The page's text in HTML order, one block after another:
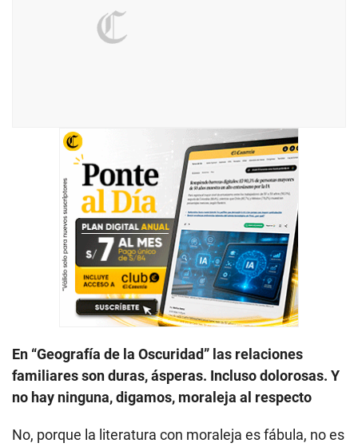
En “Geografía de la Oscuridad” las relaciones
familiares son duras, ásperas. Incluso dolorosas. Y
no hay ninguna, digamos, moraleja al respecto
No, porque la literatura con moraleja es fábula, no es